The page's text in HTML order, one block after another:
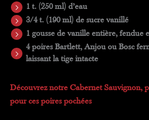
1 t. (250 ml) d’eau
3/4 t. (190 ml) de sucre vanillé
1 gousse de vanille entière, fendue
4 poires Bartlett, Anjou ou Bosc
laissant la tige intacte
Découvrez notre Cabernet Sauvignon,
pour ces poires pochées